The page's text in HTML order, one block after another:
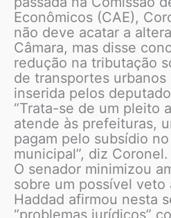
Econômicos (CAE),
não deve acatar a
Câmara, mas disse
redução na tributação
de transportes urbanos
inserida pelos
“Trata-se de um pleito
atende às prefeituras,
pagam pelo subsídio
municipal”, diz Coronel.
O senador minimizou
sobre um possível veto
Haddad afirmou nesta